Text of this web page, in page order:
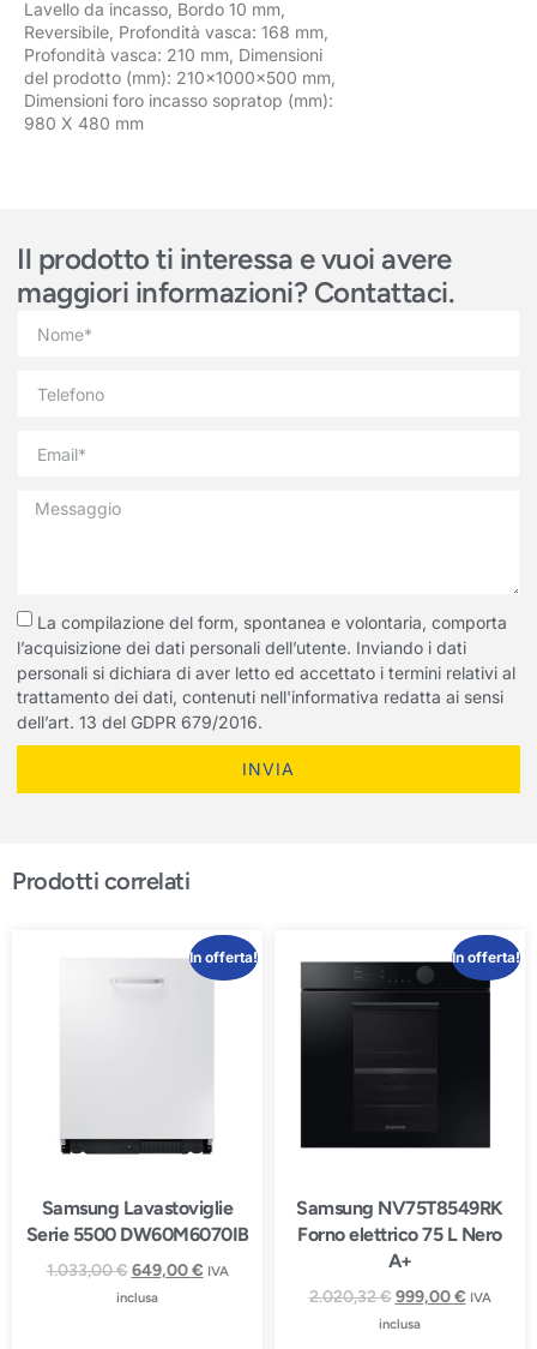
Lavello da incasso, Bordo 10 mm,
Reversibile, Profondità vasca: 168 mm,
Profondità vasca: 210 mm, Dimensioni
del prodotto (mm): 210x1000x500 mm,
Dimensioni foro incasso sopratop (mm):
980 X 480 mm
Il prodotto ti interessa e vuoi avere
maggiori informazioni? Contattaci.
La compilazione del form, spontanea e volontaria, comporta
l’acquisizione dei dati personali dell’utente. Inviando i dati
personali si dichiara di aver letto ed accettato i termini relativi al
trattamento dei dati, contenuti nell'informativa redatta ai sensi
dell’art. 13 del GDPR 679/2016.
INVIA
Prodotti correlati
In offerta!
Samsung Lavastoviglie
Serie 5500 DW60M6070IB
1.033,00€ 649,00€ IVA
inclusa
In offerta!
Samsung NV75T8549RK
Forno elettrico 75 L Nero
A+
2.020,32€ 999,00€ IVA
inclusa